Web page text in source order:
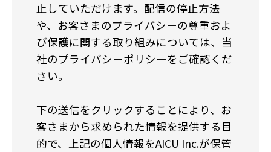
止していただけます。配信の停止方法
や、お客さまのプライバシーの尊重およ
び保護に関する取り組みについては、当
社のプライバシーポリシーをご確認くだ
さい。
下の送信をクリックすることにより、お
客さまから求められた情報を提供する目
的で、上記の個人情報をAICU Inc.が保管